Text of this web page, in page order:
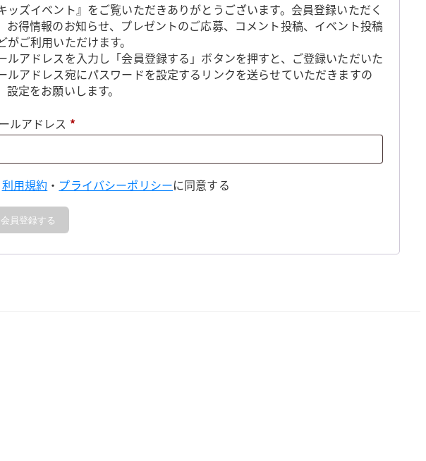
ッズイベント』をご覧いただきありがとうございます。会員登録いただく
お得情報のお知らせ、プレゼントのご応募、コメント投稿、イベント投稿
がご利用いただけます。
ルアドレスを入力し「会員登録する」ボタンを押すと、ご登録いただいた
ルアドレス宛にパスワードを設定するリンクを送らせていただきますの
設定をお願いします。
ルアドレス *必
利用規約 ・ プライバシーポリシーに同意する
会員登録する